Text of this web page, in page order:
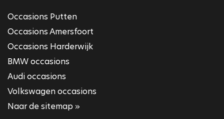
Occasions Putten
Occasions Amersfoort
Occasions Harderwijk
BMW occasions
Audi occasions
Volkswagen occasions
Naar de sitemap »